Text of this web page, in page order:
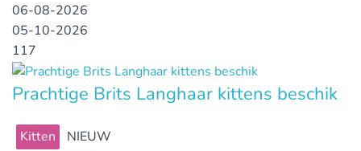
06-08-2026
05-10-2026
117
Prachtige Brits Langhaar kittens beschik
Kitten
NIEUW